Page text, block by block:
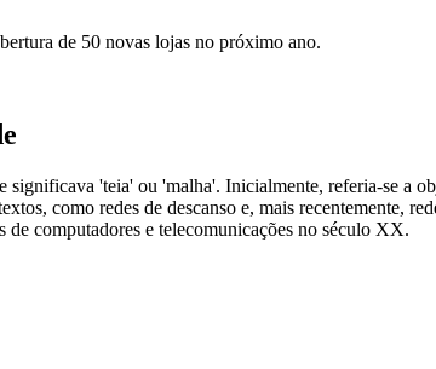
de 50 novas lojas no próximo ano.
'teia' ou 'malha'. Inicialmente, referia-se a
como redes de descanso e, mais
de computadores e telecomunicações no século XX.